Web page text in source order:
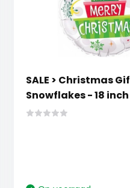
SALE > Christmas
Snowflakes - 18